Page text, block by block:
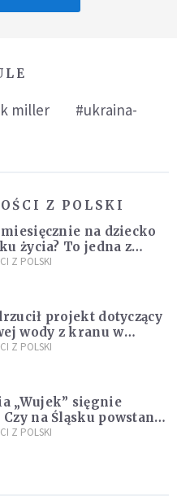
miller
#ukraina-
Z POLSKI
miesięcznie na dziecko
życia? To jedna z
programu "Rozwój
Z POLSKI
projekt dotyczący
wody z kranu w
Z POLSKI
„Wujek” sięgnie
na Śląsku powstanie
Z POLSKI